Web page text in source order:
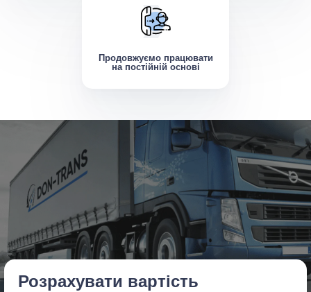
Продовжуємо працювати
на постійній основі
Розрахувати вартість